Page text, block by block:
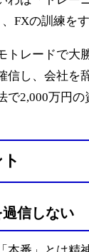
FXの訓練を
レードで大勝
信し、会社を
で2,000万円
信しない